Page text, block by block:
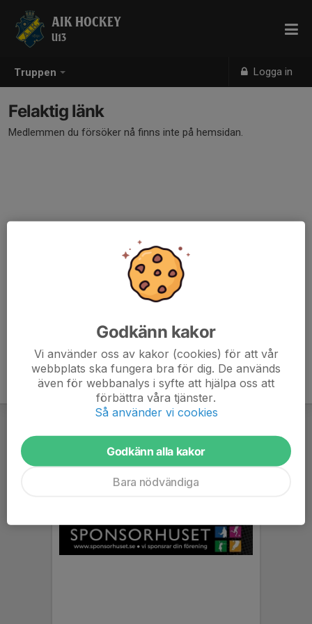
Truppen Logga in
AIK HOCKEY
U13
Felaktig länk
Medlemmen du försöker nå finns inte på hemsidan.
Godkänn kakor
Vi använder oss av kakor (cookies) för att vår
webbplats ska fungera bra för dig. De används
även för webbanalys i syfte att hjälpa oss att
förbättra våra tjänster.
Så använder vi cookies
Godkänn alla kakor
Bara nödvändiga